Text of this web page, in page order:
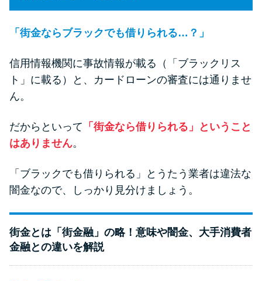
学生がお金を借りる方法は？親
へのバレにくさや将来への影響
を解説
ソフト闇金とは？悪質な手口に
090金融（闇金）からお金を借り
てはいけない理由と借りた場合
申し込みブラックとは?判断の目
「街金ならブラックでも借りられる…？」
信用情報機関に事故情報が載る（「ブラックリス
ト」に載る）と、カードローンの審査には通りませ
ん。
だからといって 「街金なら借りられる」ということ
はありません。
「ブラックでも借りられる」とうたう業者は違法な
闇金なので、しっかり見分けましょう。
街金とは「街金融」の略！意味や闇金、大手消費者
金融との違いを解説